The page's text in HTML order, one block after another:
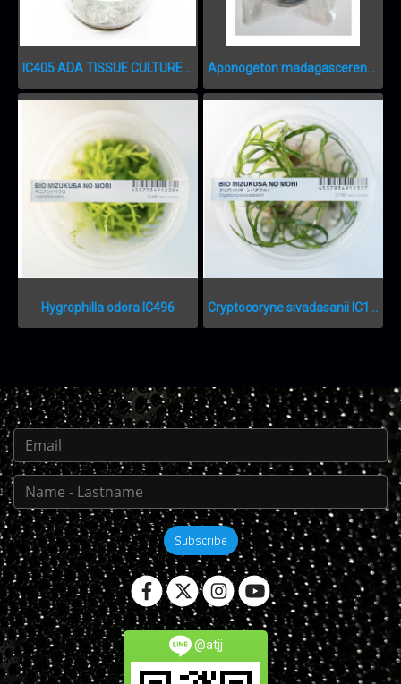
IC405 ADA TISSUE CULTURE - POGOSTEMON ERECTUS Aponogeton madagascerensis IC300
Hygrophilla odora IC496 Cryptocoryne sivadasanii IC199
Subscribe
@atjj